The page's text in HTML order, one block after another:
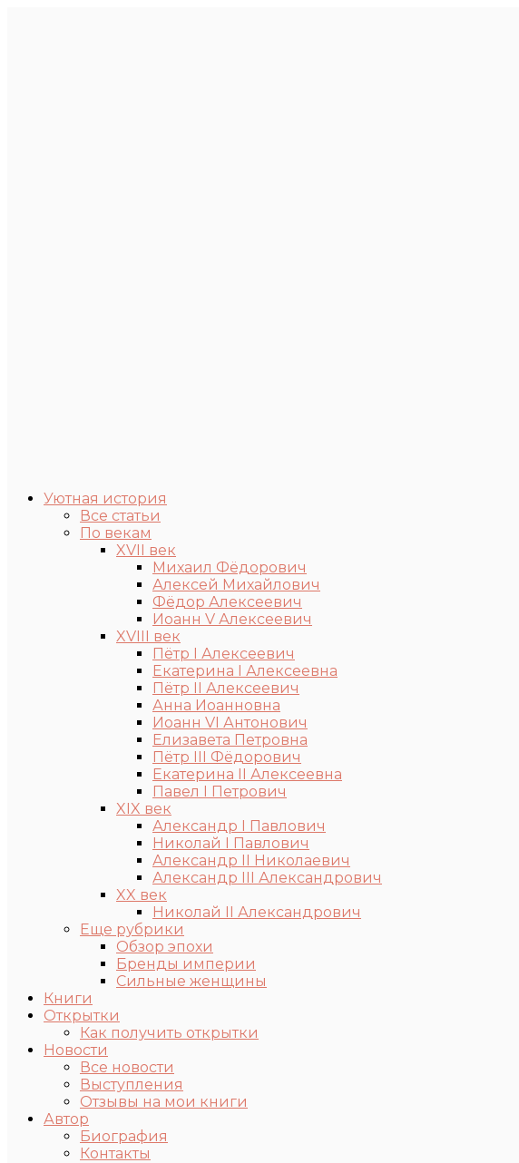
Уютная история
Все статьи
По векам
XVII век
Михаил Фёдорович
Алексей Михайлович
Фёдор Алексеевич
Иоанн V Алексеевич
XVIII век
Пётр I Алексеевич
Екатерина I Алексеевна
Пётр II Алексеевич
Анна Иоанновна
Иоанн VI Антонович
Елизавета Петровна
Пётр III Фёдорович
Екатерина II Алексеевна
Павел I Петрович
XIX век
Александр I Павлович
Николай I Павлович
Александр II Николаевич
Александр III Александрович
XX век
Николай II Александрович
Еще рубрики
Обзор эпохи
Бренды империи
Сильные женщины
Книги
Открытки
Как получить открытки
Новости
Все новости
Выступления
Отзывы на мои книги
Автор
Биография
Контакты